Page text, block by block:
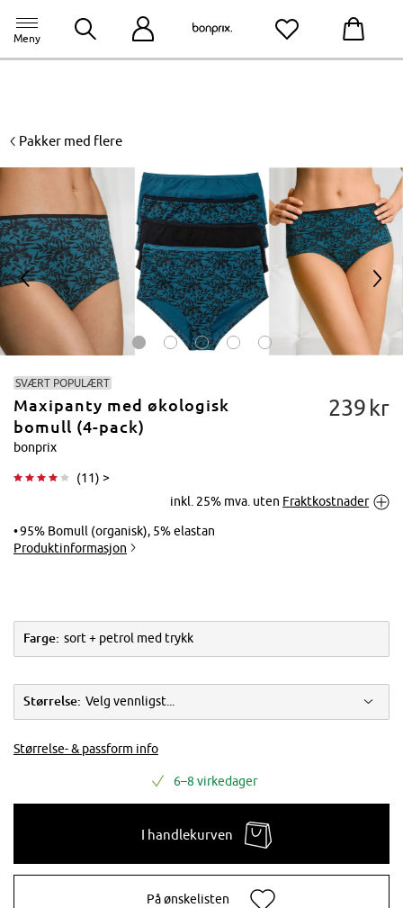
bonprix app
til appen
Meny
<Pakker med flere
forstørre
< >
SVÆRT POPULÆRT
Maxipanty med økologisk
bomull (4-pack)
bonprix
(11) >
239 kr
inkl. 25% mva. uten Fraktkostnader
95% Bomull (organisk), 5% elastan
Produktinformasjon
Farge: sort + petrol med trykk
Størrelse: Velg vennligst...
Størrelse- & passform info
6–8 virkedager
I handlekurven
På ønskelisten